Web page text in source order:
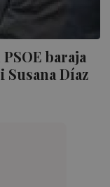
baraja
Susana Díaz